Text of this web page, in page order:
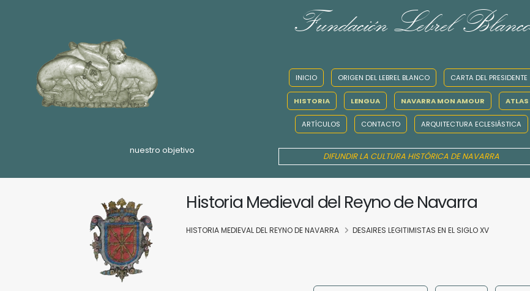
nuestro objetivo
Fundación Lebrel Blanco
INICIO ORIGEN DEL LEBREL BLANCO CARTA DEL PRESIDENTE
HISTORIA LENGUA NAVARRA MON AMOUR ATLAS
ARTÍCULOS CONTACTO ARQUITECTURA ECLESIÁSTICA
DIFUNDIR LA CULTURA HISTÓRICA DE NAVARRA
Historia Medieval del Reyno de Navarra
HISTORIA MEDIEVAL DEL REYNO DE NAVARRA DESAIRES LEGITIMISTAS EN EL SIGLO XV